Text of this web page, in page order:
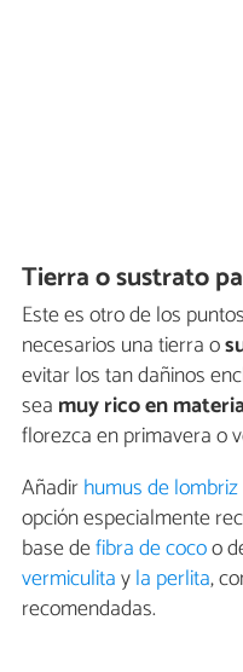
Tierra o sustrato
Este es otro de los
necesarios una tierra o
evitar los tan dañinos
sea muy rico en
florezca en primavera o
Añadirhumus de lombriz
opción especialmente
base defibra de cocoo
vermiculitayla perlita,
recomendadas.